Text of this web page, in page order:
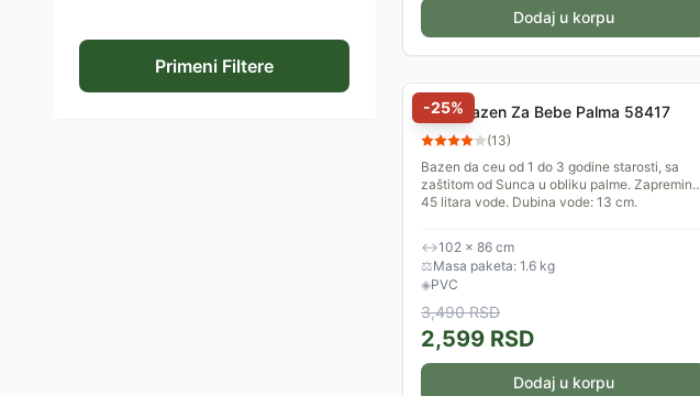
Primeni Filtere
Dodaj u korpu
-25%
Intex Bazen Za Bebe Palma 58417
(13)
Bazen da ceu od 1 do 3 godine starosti, sa
zaštitom od Sunca u obliku palme. Zapremina
45 litara vode. Dubina vode: 13 cm.
↔102 × 86 cm
⚖Masa paketa: 1.6 kg
◈PVC
3,490RSD
2,599 RSD
Dodaj u korpu